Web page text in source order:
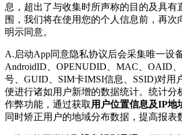
息，超出了与收集时所声称的目的及具有
围，我们将在使用您的个人信息前，再次
明示同意。
A.启动App同意隐私协议后会采集唯一设
AndroidID、OPENUDID、MAC、OAID
号、GUID、SIM卡IMSI信息、SSID)对用
便进行诸如用户新增的数据统计。统计分
作弊功能，通过获取 用户位置信息及IP地
同时矫正用户的地域分布数据，提高报表